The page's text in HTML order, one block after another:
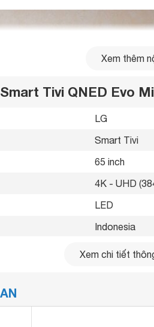
Xem thêm
Tivi QNED Evo
LG
Smart Tivi
65 inch
4K - UHD
LED
Indonesia
2025
Xem chi tiết